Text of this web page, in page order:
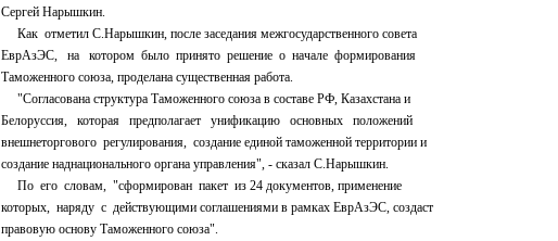
Сергей Нарышкин.
Как отметил С.Нарышкин, после заседания межгосударственного совета
ЕврАзЭС, на котором было принято решение о начале формирования
Таможенного союза, проделана существенная работа.
"Согласована структура Таможенного союза в составе РФ, Казахстана и
Белоруссия, которая предполагает унификацию основных положений
внешнеторгового регулирования, создание единой таможенной территории и
создание наднационального органа управления", - сказал С.Нарышкин.
По его словам, "сформирован пакет из 24 документов, применение
которых, наряду с действующими соглашениями в рамках ЕврАзЭС, создаст
правовую основу Таможенного союза".